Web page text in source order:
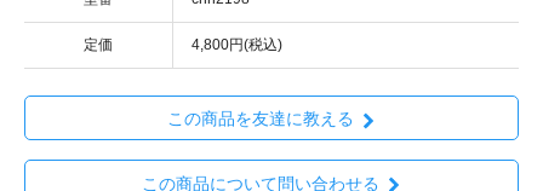
定価 4,800円(税込)
この商品を友達に教える
この商品について問い合わせる